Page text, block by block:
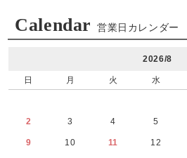
Calendar 営業日カレンダー
2026/8
日 月 火 水
2 3 4 5
9 10 11 12